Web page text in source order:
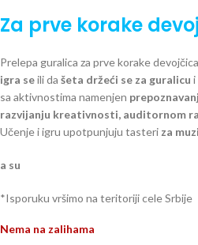
Za prve korake
Prelepa guralica za prve korake
igra seili da šeta držeći se za guralicu i
sa aktivnostima namenjen
razvijanju kreativnosti, auditornom
Učenje i igru upotpunjuju tasteri za
a su
*Isporuku vršimo na teritoriji cele Srbije
Nema na zalihama